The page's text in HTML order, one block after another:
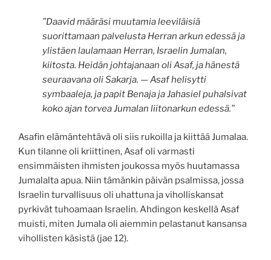
”Daavid määräsi muutamia leeviläisiä
suorittamaan palvelusta Herran arkun edessä ja
ylistäen laulamaan Herran, Israelin Jumalan,
kiitosta. Heidän johtajanaan oli Asaf, ja hänestä
seuraavana oli Sakarja. — Asaf helisytti
symbaaleja, ja papit Benaja ja Jahasiel puhalsivat
koko ajan torvea Jumalan liitonarkun edessä.”
Asafin elämäntehtävä oli siis rukoilla ja kiittää Jumalaa.
Kun tilanne oli kriittinen, Asaf oli varmasti
ensimmäisten ihmisten joukossa myös huutamassa
Jumalalta apua. Niin tämänkin päivän psalmissa, jossa
Israelin turvallisuus oli uhattuna ja viholliskansat
pyrkivät tuhoamaan Israelin. Ahdingon keskellä Asaf
muisti, miten Jumala oli aiemmin pelastanut kansansa
vihollisten käsistä (jae 12).